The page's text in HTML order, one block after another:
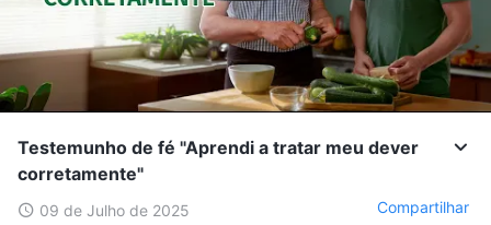
Testemunho de fé "Aprendi a tratar meu dever
corretamente"
09 de Julho de 2025 Compartilhar